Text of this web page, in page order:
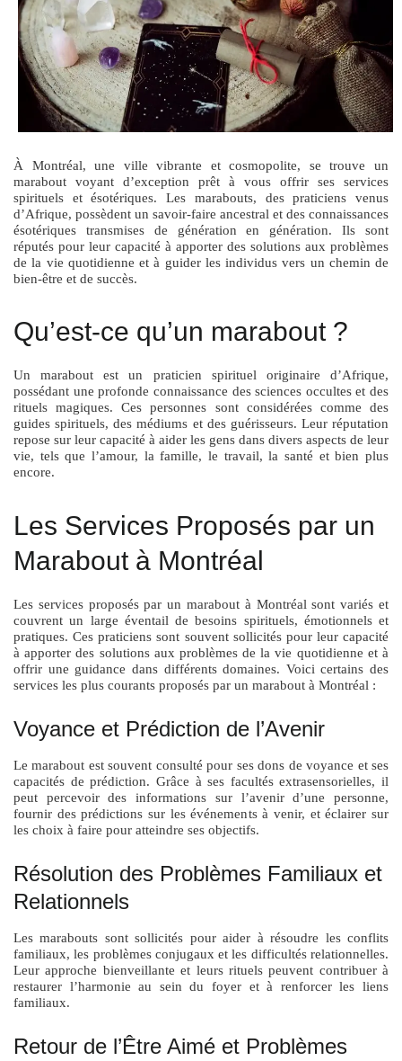
À Montréal, une ville vibrante et cosmopolite, se trouve un
marabout voyant d’exception prêt à vous offrir ses services
spirituels et ésotériques. Les marabouts, des praticiens venus
d’Afrique, possèdent un savoir-faire ancestral et des connaissances
ésotériques transmises de génération en génération. Ils sont
réputés pour leur capacité à apporter des solutions aux problèmes
de la vie quotidienne et à guider les individus vers un chemin de
bien-être et de succès.
Qu’est-ce qu’un marabout ?
Un marabout est un praticien spirituel originaire d’Afrique,
possédant une profonde connaissance des sciences occultes et des
rituels magiques. Ces personnes sont considérées comme des
guides spirituels, des médiums et des guérisseurs. Leur réputation
repose sur leur capacité à aider les gens dans divers aspects de leur
vie, tels que l’amour, la famille, le travail, la santé et bien plus
encore.
Les Services Proposés par un
Marabout à Montréal
Les services proposés par un marabout à Montréal sont variés et
couvrent un large éventail de besoins spirituels, émotionnels et
pratiques. Ces praticiens sont souvent sollicités pour leur capacité
à apporter des solutions aux problèmes de la vie quotidienne et à
offrir une guidance dans différents domaines. Voici certains des
services les plus courants proposés par un marabout à Montréal :
Voyance et Prédiction de l’Avenir
Le marabout est souvent consulté pour ses dons de voyance et ses
capacités de prédiction. Grâce à ses facultés extrasensorielles, il
peut percevoir des informations sur l’avenir d’une personne,
fournir des prédictions sur les événements à venir, et éclairer sur
les choix à faire pour atteindre ses objectifs.
Résolution des Problèmes Familiaux et
Relationnels
Les marabouts sont sollicités pour aider à résoudre les conflits
familiaux, les problèmes conjugaux et les difficultés relationnelles.
Leur approche bienveillante et leurs rituels peuvent contribuer à
restaurer l’harmonie au sein du foyer et à renforcer les liens
familiaux.
Retour de l’Être Aimé et Problèmes